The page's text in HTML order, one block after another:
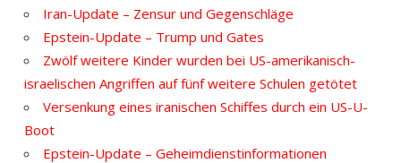
Iran-Update – Zensur und Gegenschläge
Epstein-Update – Trump und Gates
Zwölf weitere Kinder wurden bei US-amerikanisch-
israelischen Angriffen auf fünf weitere Schulen getötet
Versenkung eines iranischen Schiffes durch ein US-U-
Boot
Epstein-Update – Geheimdienstinformationen